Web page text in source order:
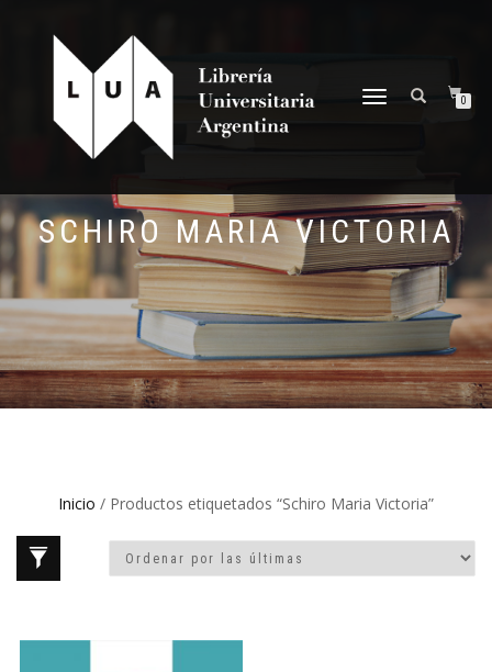
NAVEGACIÓN
0
SCHIRO MARIA VICTORIA
Inicio / Productos etiquetados “Schiro Maria Victoria”